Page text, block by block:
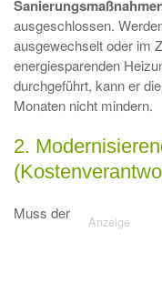
ausgeschlossen.
ausgewechselt oder im
energiesparenden
durchgeführt, kann er
Monaten nicht mindern.
2.
Muss der